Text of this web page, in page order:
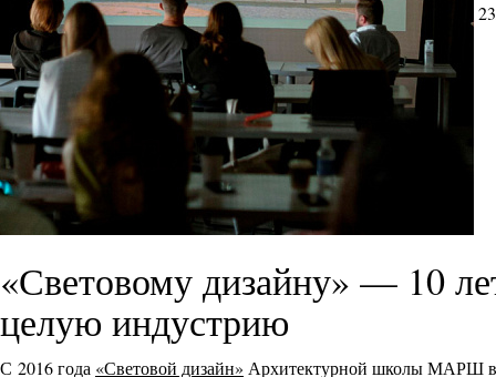
«Световому дизайну» — 10
целую индустрию
С 2016 года «Световой дизайн» Архитектурной школы МАРШ